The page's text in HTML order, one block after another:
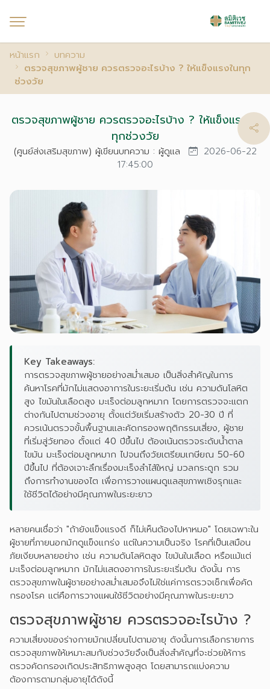
หน้าแรก
บทความ
ตรวจสุขภาพผู้ชาย ควรตรวจอะไรบ้าง ? ให้แข็งแรงในทุก
ช่วงวัย
ตรวจสุขภาพผู้ชาย ควรตรวจอะไรบ้าง ? ให้แข็งแรงใน
ทุกช่วงวัย
(ศูนย์ส่งเสริมสุขภาพ) ผู้เขียนบทความ : ผู้ดูแล
2026-06-22
17:45:00
Key Takeaways:
การตรวจสุขภาพผู้ชายอย่างสม่ำเสมอ เป็นสิ่งสำคัญในการ
ค้นหาโรคที่มักไม่แสดงอาการในระยะเริ่มต้น เช่น ความดันโลหิต
สูง ไขมันในเลือดสูง มะเร็งต่อมลูกหมาก โดยการตรวจจะแตก
ต่างกันไปตามช่วงอายุ ตั้งแต่วัยเริ่มสร้างตัว 20-30 ปี ที่
ควรเน้นตรวจขั้นพื้นฐานและคัดกรองพฤติกรรมเสี่ยง, ผู้ชาย
ที่เริ่มสู่วัยทอง ตั้งแต่ 40 ปีขึ้นไป ต้องเน้นตรวจระดับน้ำตาล
ไขมัน มะเร็งต่อมลูกหมาก ไปจนถึงวัยเตรียมเกษียณ 50-60
ปีขึ้นไป ที่ต้องเจาะลึกเรื่องมะเร็งลำไส้ใหญ่ มวลกระดูก รวม
ถึงการทำงานของไต เพื่อการวางแผนดูแลสุขภาพเชิงรุกและ
ใช้ชีวิตได้อย่างมีคุณภาพในระยะยาว
หลายคนเชื่อว่า "ถ้ายังแข็งแรงดี ก็ไม่เห็นต้องไปหาหมอ" โดยเฉพาะใน
ผู้ชายที่ภายนอกมักดูแข็งแกร่ง แต่ในความเป็นจริง โรคที่เป็นเสมือน
ภัยเงียบหลายอย่าง เช่น ความดันโลหิตสูง ไขมันในเลือด หรือแม้แต่
มะเร็งต่อมลูกหมาก มักไม่แสดงอาการในระยะเริ่มต้น ดังนั้น การ
ตรวจสุขภาพในผู้ชายอย่างสม่ำเสมอจึงไม่ใช่แค่การตรวจเช็กเพื่อคัด
กรองโรค แต่คือการวางแผนใช้ชีวิตอย่างมีคุณภาพในระยะยาว
ตรวจสุขภาพผู้ชาย ควรตรวจอะไรบ้าง ?
ความเสี่ยงของร่างกายมักเปลี่ยนไปตามอายุ ดังนั้นการเลือกรายการ
ตรวจสุขภาพให้เหมาะสมกับช่วงวัยจึงเป็นสิ่งสำคัญที่จะช่วยให้การ
ตรวจคัดกรองเกิดประสิทธิภาพสูงสุด โดยสามารถแบ่งความ
ต้องการตามกลุ่มอายุได้ดังนี้